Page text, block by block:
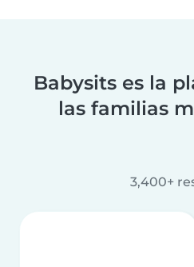
Babysits es la
las familias
3,400+